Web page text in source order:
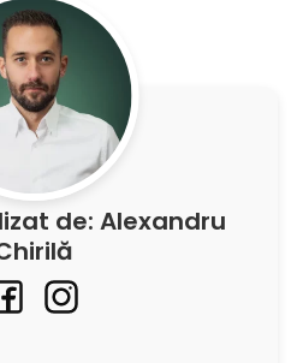
de: Alexandru